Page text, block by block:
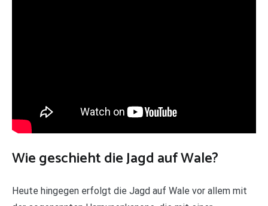
Wie geschieht die Jagd auf Wale?
Heute hingegen erfolgt die Jagd auf Wale vor allem mit